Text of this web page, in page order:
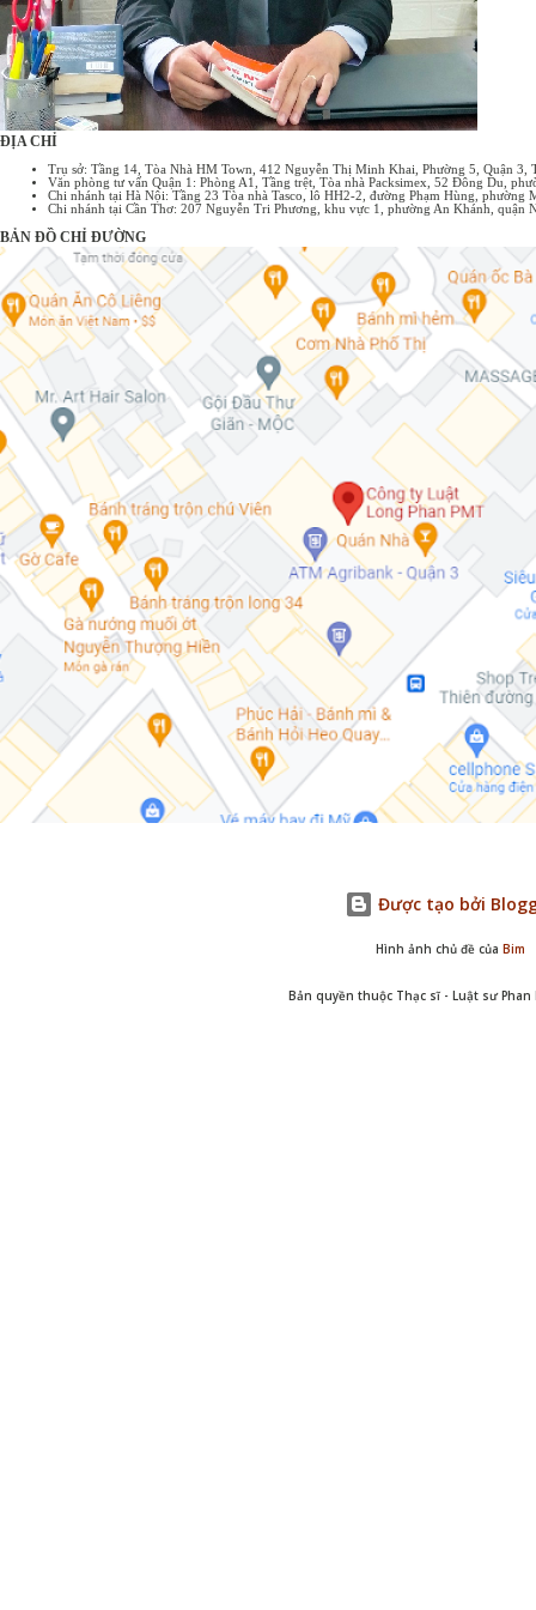
ĐỊA CHỈ
Trụ sở: Tầng 14, Tòa Nhà HM Town, 412 Nguyễn Thị Minh Khai, Phường 5, Quận 3,
Văn phòng tư vấn Quận 1: Phòng A1, Tầng trệt, Tòa nhà Packsimex, 52 Đông Du,
Chi nhánh tại Hà Nội: Tầng 23 Tòa nhà Tasco, lô HH2-2, đường Phạm Hùng,
Chi nhánh tại Cần Thơ: 207 Nguyễn Tri Phương, khu vực 1, phường An Khánh, quận
BẢN ĐỒ CHỈ ĐƯỜNG
Được tạo bởi
Hình ảnh chủ đề của Bim
Bản quyền thuộc Thạc sĩ - Luật sư Phan